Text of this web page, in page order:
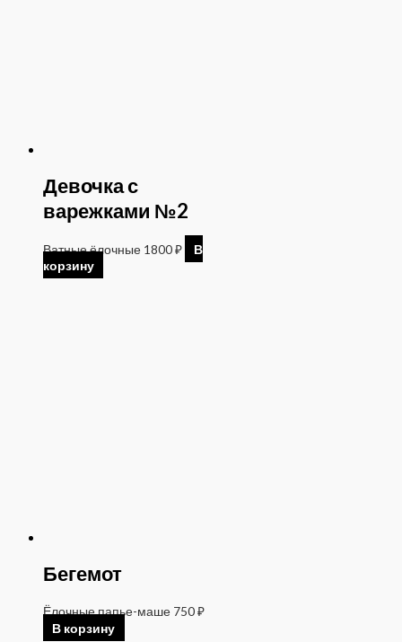
Девочка с
варежками №2
Ватные ёлочные 1800₽
В
корзину
Бегемот
Ёлочные папье-маше 750₽
В корзину